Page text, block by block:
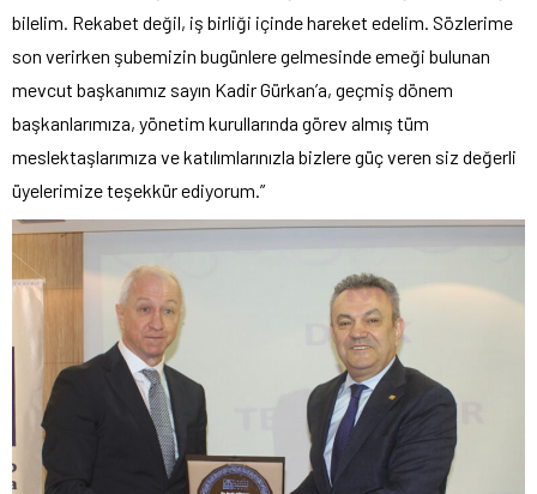
bilelim. Rekabet değil, iş birliği içinde hareket edelim. Sözlerime
son verirken şubemizin bugünlere gelmesinde emeği bulunan
mevcut başkanımız sayın Kadir Gürkan’a, geçmiş dönem
başkanlarımıza, yönetim kurullarında görev almış tüm
meslektaşlarımıza ve katılımlarınızla bizlere güç veren siz değerli
üyelerimize teşekkür ediyorum.”